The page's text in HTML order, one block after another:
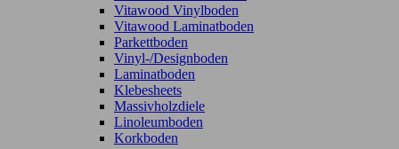
Vitawood Vinylboden
Vitawood Laminatboden
Parkettboden
Vinyl-/Designboden
Laminatboden
Klebesheets
Massivholzdiele
Linoleumboden
Korkboden